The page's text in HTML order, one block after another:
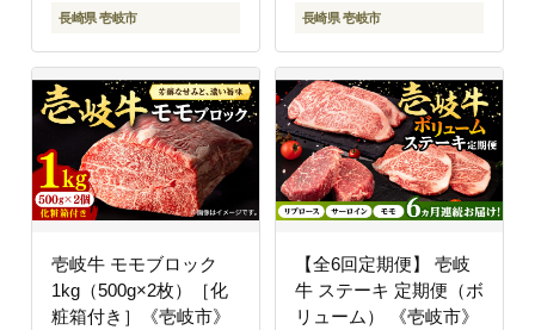
長崎県 壱岐市 長崎県 壱岐市
壱岐牛 モモブロック
1kg（500g×2枚）［化
粧箱付き］《壱岐市》
【全6回定期便】 壱岐
牛 ステーキ 定期便（ボ
リューム） 《壱岐市》